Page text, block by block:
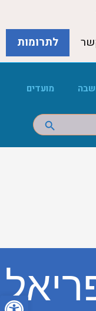
לתרומות
מועדים
Search Button
פתח